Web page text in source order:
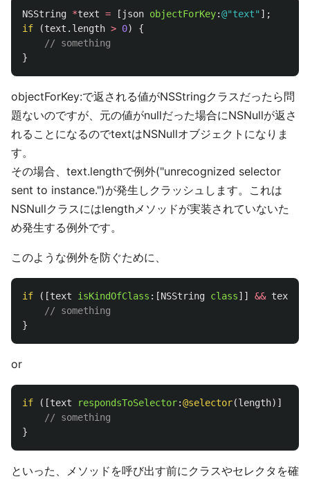
NSString *text = [ json objectForKey:@"text" ];
if
(text . length > 0)
{
// something
}
objectForKey:で返される値がNSStringクラスだったら問
題ないのですが、元の値がnullだった場合にNSNullが返さ
れることになるのでtextはNSNullオブジェクトになりま
す。
その場合、text.lengthで例外("unrecognized selector
sent to instance.")が発生しクラッシュします。これは
NSNullクラスにはlengthメソッドが実装されていないた
め発生する例外です。
このような例外を防ぐために、
if ([text isKindOfClass :[NSString class]] && text
// something
}
or
if ([text respondsToSelector:@selector(length)]
// something
}
といった、メソッドを呼び出す前にクラスやセレクタを確